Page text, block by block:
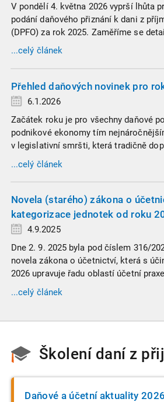
V pondělí 4. května 2026 vyprší lhůta
podání daňového přiznání k dani z
(DPFO) za rok 2025. Zaměříme se
hranice povinnosti přiznání podat,
chytáky v soubězích příjmů a na co si
...celý článek
Přehled daňových novinek pro
6.1.2026
Začátek roku je pro všechny daňové
podnikové ekonomy tím
v legislativní smršti, která tradičně
vyžaduje nastudovat všechny novely a
informace. Generální finanční
žádného daňového profesionála.
...celý článek
Novela (starého) zákona o
kategorizace jednotek od roku
4.9.2025
Dne 2. 9. 2025 byla pod číslem 316/
novela zákona o účetnictví, která s
2026 upravuje řadu oblastí účetní
od 3. září 2025, platí nová, zvýšená
do velikostních a použijí se zpětně již
...celý článek
Školení daní z
Daňové a účetní aktuality 2026